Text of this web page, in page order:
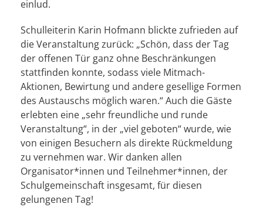
einlud.
Schulleiterin Karin Hofmann blickte zufrieden auf
die Veranstaltung zurück: „Schön, dass der Tag
der offenen Tür ganz ohne Beschränkungen
stattfinden konnte, sodass viele Mitmach-
Aktionen, Bewirtung und andere gesellige Formen
des Austauschs möglich waren.“ Auch die Gäste
erlebten eine „sehr freundliche und runde
Veranstaltung“, in der „viel geboten“ wurde, wie
von einigen Besuchern als direkte Rückmeldung
zu vernehmen war. Wir danken allen
Organisator*innen und Teilnehmer*innen, der
Schulgemeinschaft insgesamt, für diesen
gelungenen Tag!